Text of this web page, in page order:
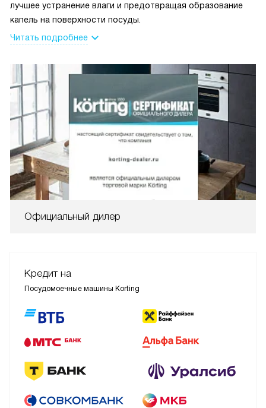
лучшее устранение влаги и предотвращая образование
капель на поверхности посуды.
Читать подробнее
Официальный дилер
Кредит на
Посудомоечные машины Korting